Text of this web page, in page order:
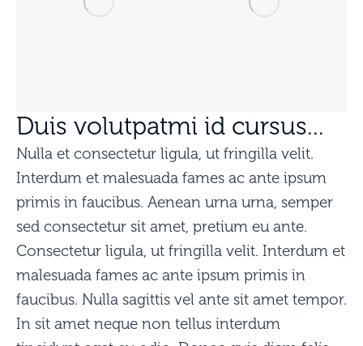
Duis volutpatmi id cursus...
Nulla et consectetur ligula, ut fringilla velit.
Interdum et malesuada fames ac ante ipsum
primis in faucibus. Aenean urna urna, semper
sed consectetur sit amet, pretium eu ante.
Consectetur ligula, ut fringilla velit. Interdum et
malesuada fames ac ante ipsum primis in
faucibus. Nulla sagittis vel ante sit amet tempor.
In sit amet neque non tellus interdum